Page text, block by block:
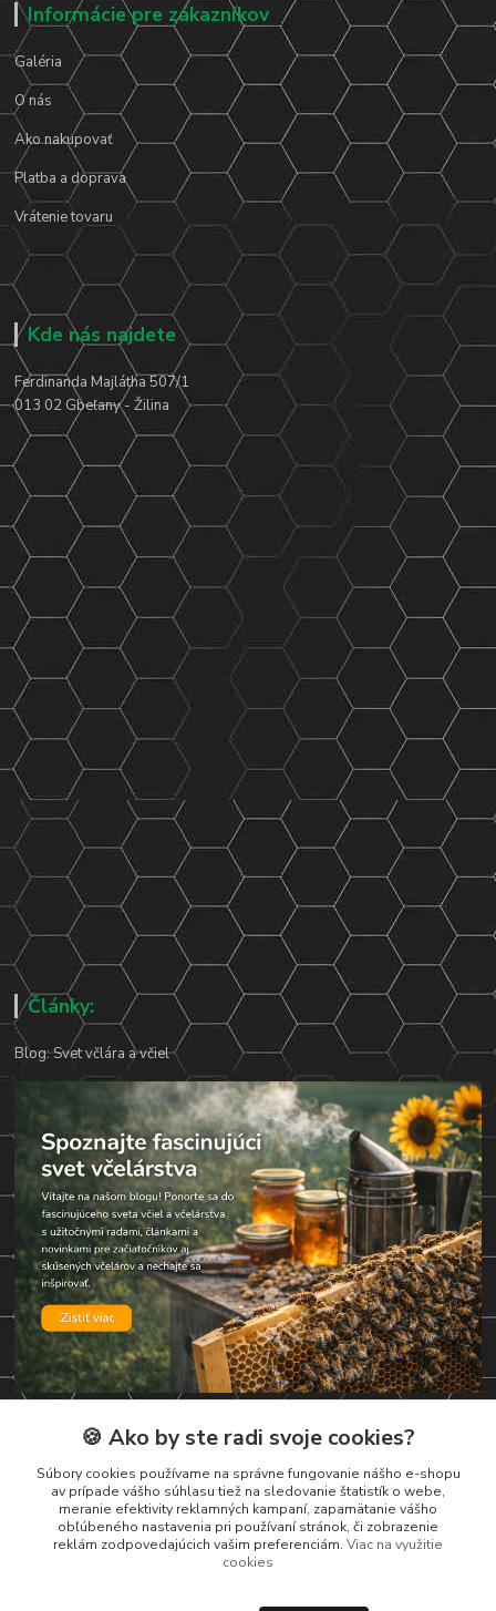
Informácie pre zákazníkov
Galéria
O nás
Ako nakupovať
Platba a doprava
Vrátenie tovaru
Kde nás najdete
Ferdinanda Majlátha 507/1
013 02 Gbeľany - Žilina
Články:
Blog: Svet včlára a včiel
Zákaznická podpora
+421 919 037 687
Po-So , 8-17 hod
🍪 Ako by ste radi svoje cookies?
Súbory cookies používame na správne fungovanie nášho e-shopu
av prípade vášho súhlasu tiež na sledovanie štatistík o webe,
meranie efektivity reklamných kampaní, zapamätanie vášho
obľúbeného nastavenia pri používaní stránok, či zobrazenie
reklám zodpovedajúcich vašim preferenciám. Viac na využitie
cookies